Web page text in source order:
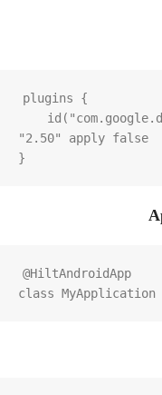
plugins {
"2.50" apply false
}
@HiltAndroidApp
class MyApplication